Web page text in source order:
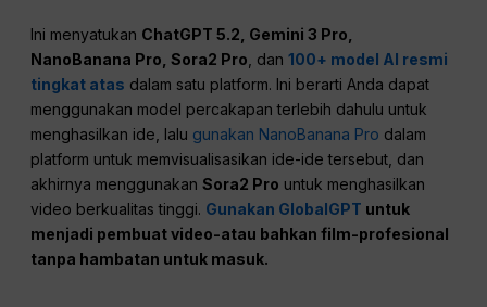
Ini menyatukan ChatGPT 5.2, Gemini 3 Pro
NanoBanana Pro, Sora2 Pro , dan100+ model AI resmi
tingkat atas dalam satu platform. Ini berarti Anda dapat
menggunakan model percakapan terlebih dahulu untuk
menghasilkan ide, lalu gunakan NanoBanana Pro dalam
platform untuk memvisualisasikan ide-ide tersebut, dan
akhirnya menggunakanSora2 Pro untuk menghasilkan
video berkualitas tinggi. Gunakan GlobalGPT untuk
menjadi pembuat video-atau bahkan film-profesional
tanpa hambatan untuk masuk.